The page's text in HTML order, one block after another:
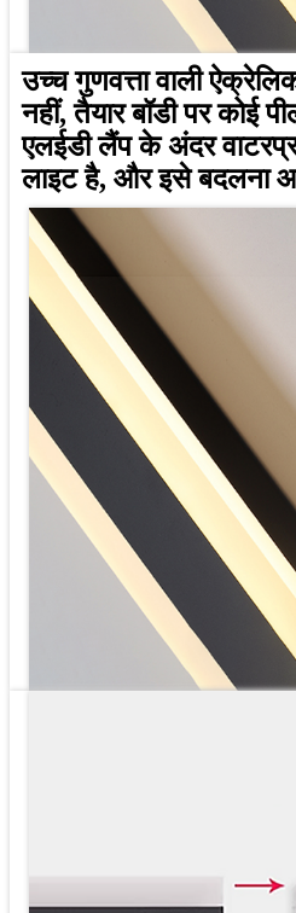
उच्च गुणवत्ता वाली
नहीं, तैयार बॉडी पर कोई
एलईडी लैंप के अंदर
लाइट है, और इसे बदलना